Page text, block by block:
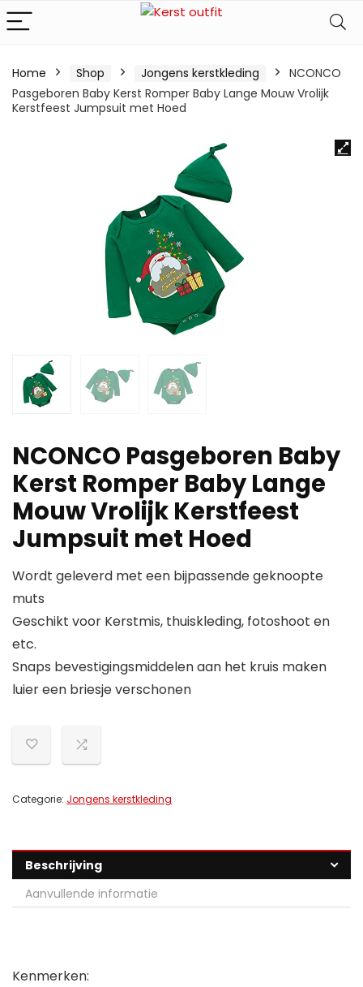
Home Shop Jongens kerstkleding
NCONCO
Pasgeboren Baby Kerst Romper Baby Lange Mouw Vrolijk
Kerstfeest Jumpsuit met Hoed
NCONCO Pasgeboren Baby
Kerst Romper Baby Lange
Mouw Vrolijk Kerstfeest
Jumpsuit met Hoed
Wordt geleverd met een bijpassende geknoopte
muts
Geschikt voor Kerstmis, thuiskleding, fotoshoot en
etc.
Snaps bevestigingsmiddelen aan het kruis maken
luier een briesje verschonen
Categorie: Jongens kerstkleding
Beschrijving
Aanvullende informatie
Kenmerken: